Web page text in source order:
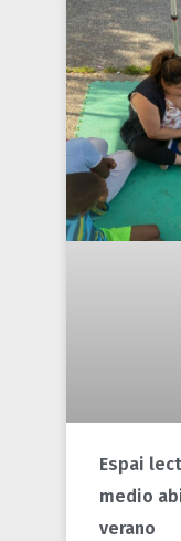
Espai
medio
verano